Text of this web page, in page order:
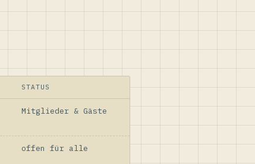
STATUS
Mitglieder & Gäste
offen für alle